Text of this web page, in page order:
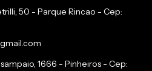
50 - Parque Rincao - Cep:
1666 - Pinheiros - Cep: